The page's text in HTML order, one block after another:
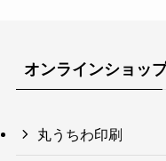
オンラインショッ
丸うちわ印刷